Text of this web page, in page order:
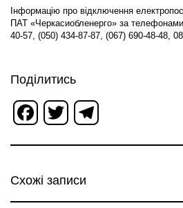
Інформацію про відключення
ПАТ «Черкасиобленерго» за
40-57, (050) 434-87-87, (067) 690-48-48,
Поділитись
Facebook
Twitter
Схожі записи